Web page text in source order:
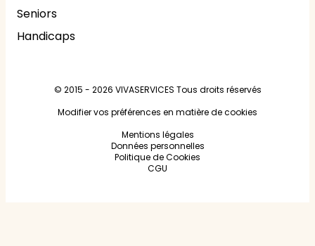
Seniors
Handicaps
© 2015 - 2026 VIVASERVICES Tous droits réservés
Modifier vos préférences en matière de cookies
Mentions légales
Données personnelles
Politique de Cookies
CGU